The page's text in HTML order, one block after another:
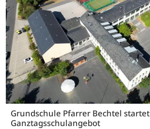
Grundschule Pfarrer Bechtel startet
Ganztagsschulangebot